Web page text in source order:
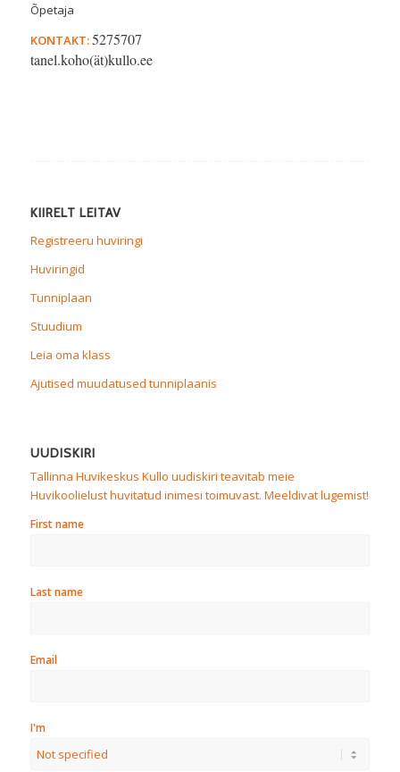
Õpetaja
KONTAKT:5275707
tanel.koho(ät)kullo.ee
KIIRELT LEITAV
Registreeru huviringi
Huviringid
Tunniplaan
Stuudium
Leia oma klass
Ajutised muudatused tunniplaanis
UUDISKIRI
Tallinna Huvikeskus Kullo uudiskiri teavitab meie
Huvikoolielust huvitatud inimesi toimuvast. Meeldivat lugemist!
First name
Last name
Email
I'm